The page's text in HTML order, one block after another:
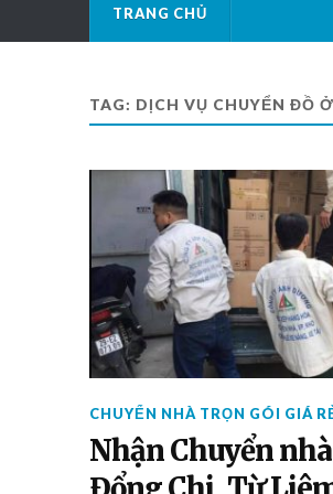
TRANG CHỦ
TAG: DỊCH VỤ CHUYỂN ĐỒ
CHUYỂN NHÀ TRỌN GÓI GIÁ
Nhận Chuyển